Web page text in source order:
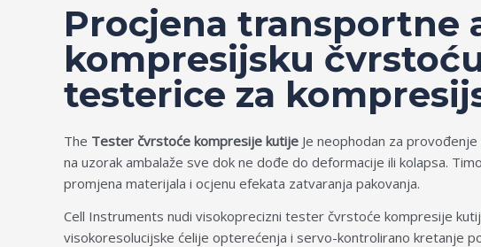
Procjena transportne
kompresijsku
testerice za
The Tester čvrstoće kompresije kutije Je neophodan za
na uzorak ambalaže sve dok ne dođe do deformacije ili kolapsa.
promjena materijala i ocjenu efekata zatvaranja pakovanja.
Cell Instruments nudi visokoprecizni tester čvrstoće kompresije
visokoresolucijske ćelije opterećenja i servo-kontrolirano kretanje